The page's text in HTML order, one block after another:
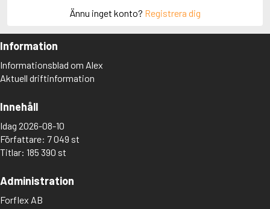
Ännu inget konto? Registrera dig
Information
Informationsblad om Alex
Aktuell driftinformation
Innehåll
Idag 2026-08-10
Författare: 7 049 st
Titlar: 185 390 st
Administration
Forflex AB